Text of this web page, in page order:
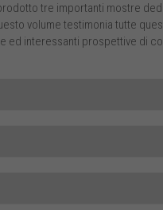
tre importanti mostre
volume testimonia tutte
ed interessanti prospettive di